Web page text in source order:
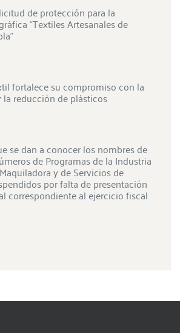
de protección para la
“Textiles Artesanales de
fortalece su compromiso con la
reducción de plásticos
se dan a conocer los nombres de
de Programas de la Industria
y de Servicios de
por falta de presentación
correspondiente al ejercicio fiscal